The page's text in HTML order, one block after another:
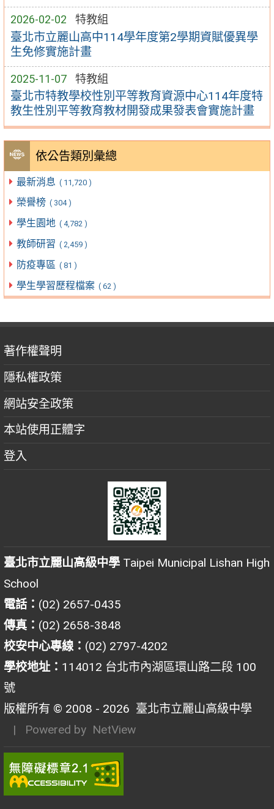
2026-02-02 特教組
臺北市立麗山高中114學年度第2學期資賦優異學
生免修實施計畫
2025-11-07 特教組
臺北市特教學校性別平等教育資源中心114年度特
教生性別平等教育教材開發成果發表會實施計畫
依公告類別彙總
最新消息 ( 11,720 )
榮譽榜 ( 304 )
學生園地 ( 4,782 )
教師研習 ( 2,459 )
防疫專區 ( 81 )
學生學習歷程檔案 ( 62 )
著作權聲明
隱私權政策
網站安全政策
本站使用正體字
登入
臺北市立麗山高級中學 Taipei Municipal Lishan High
School
電話： (02) 2657-0435
傳真： (02) 2658-3848
校安中心專線： (02) 2797-4202
學校地址： 114012 台北市內湖區環山路二段 100
號
版權所有 © 2008 - 2026 臺北市立麗山高級中學
| Powered by NetView